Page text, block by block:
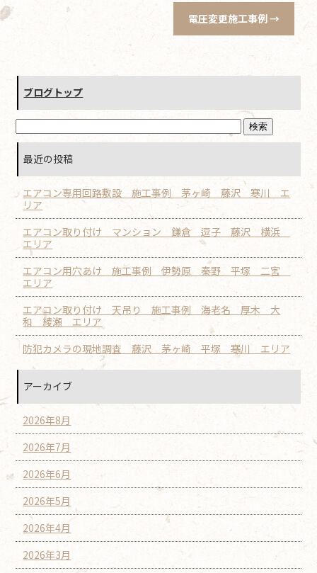
電圧変更施工事例→
ブログトップ
最近の投稿
エアコン専用回路敷設 施工事例 茅ヶ崎 藤沢 寒川 エ
リア
エアコン取り付け マンション 鎌倉 逗子 藤沢 横浜
エリア
エアコン用穴あけ 施工事例 伊勢原 秦野 平塚 二宮
エリア
エアコン取り付け 天吊り 施工事例 海老名 厚木 大
和 綾瀬 エリア
防犯カメラの現地調査 藤沢 茅ヶ崎 平塚 寒川 エリア
アーカイブ
2026年8月
2026年7月
2026年6月
2026年5月
2026年4月
2026年3月